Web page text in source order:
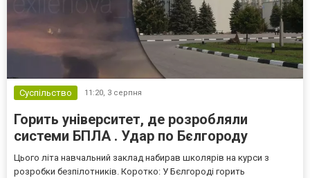
Суспільство 11:20, 3 серпня
Горить університет, де розробляли
системи БПЛА . Удар по Бєлгороду
Цього літа навчальний заклад набирав школярів на курси з
розробки безпілотників. Коротко: У Бєлгороді горить